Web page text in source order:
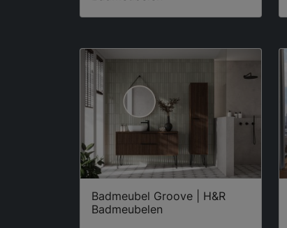
Badmeubel Groove | H&R
Badmeubelen